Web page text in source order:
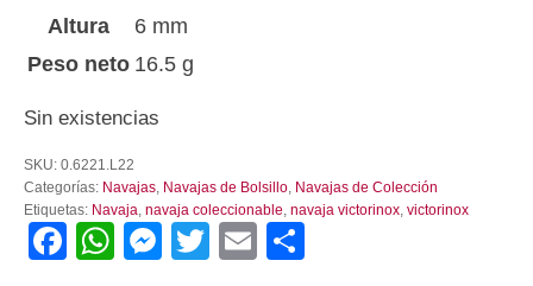
Altura
6 mm
Peso neto 16.5 g
Sin existencias
SKU: 0.6221.L22
Categorías: Navajas, Navajas de Bolsillo, Navajas de Colección
Etiquetas: Navaja, navaja coleccionable, navaja victorinox, victorinox
Facebook
WhatsApp
Messenger
TwitterEmail